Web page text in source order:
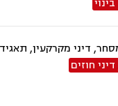
מקרקעין, תאגידים, חוקתי
דיני חוזים